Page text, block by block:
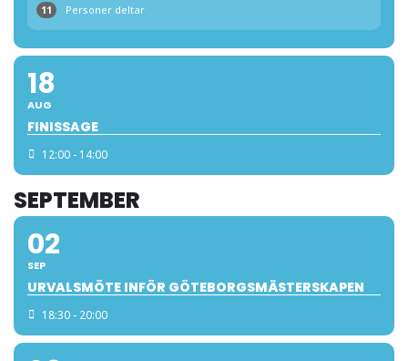
11 Personer deltar
18
AUG
FINISSAGE
12:00 - 14:00
SEPTEMBER
02
SEP
URVALSMÖTE INFÖR GÖTEBORGSMÄSTERSKAPEN
18:30 - 20:00